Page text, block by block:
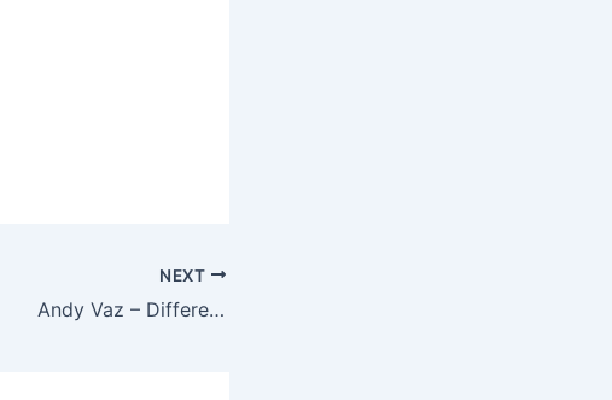
NEXT
Andy Vaz – Different Times / You Got Remixes